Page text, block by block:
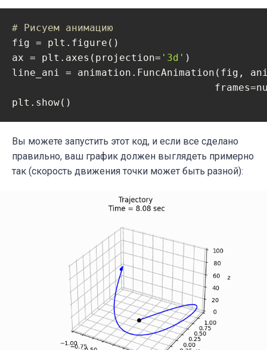
# Рисуем анимацию
fig = plt.figure()
ax = plt.axes(projection= '3d' )
line_ani = animation.FuncAnimation(fig,
plt.show()
Вы можете запустить этот код, и если все сделано
правильно, ваш график должен выглядеть примерно
так (скорость движения точки может быть разной):